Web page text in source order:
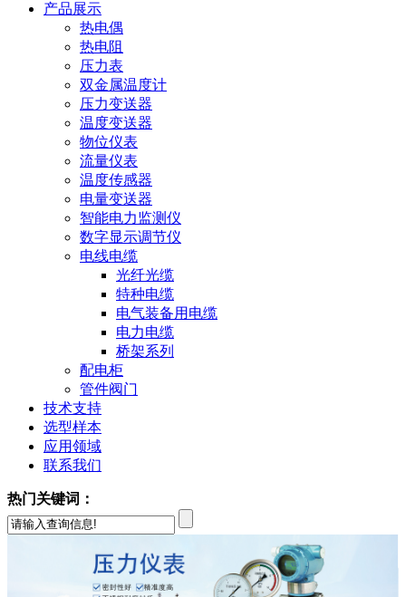
产品展示
热电偶
热电阻
压力表
双金属温度计
压力变送器
温度变送器
物位仪表
流量仪表
温度传感器
电量变送器
智能电力监测仪
数字显示调节仪
电线电缆
光纤光缆
特种电缆
电气装备用电缆
电力电缆
桥架系列
配电柜
管件阀门
技术支持
选型样本
应用领域
联系我们
热门关键词：